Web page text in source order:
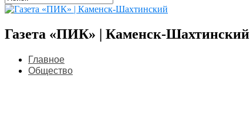
Газета «ПИК» | Каменск-Шахтинский
Главное
Общество